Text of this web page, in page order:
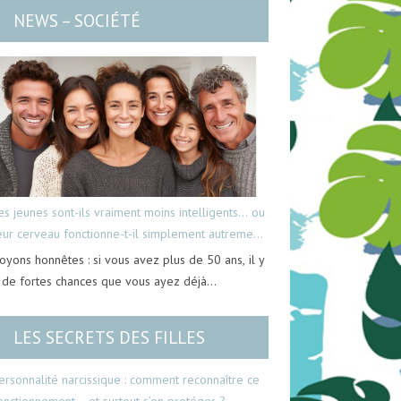
NEWS – SOCIÉTÉ
jeunes sont-ils vraiment moins intelligents… ou
cerveau fonctionne-t-il simplement autrement
honnêtes : si vous avez plus de 50 ans, il y
de fortes chances que vous ayez déjà…
LES SECRETS DES FILLES
narcissique : comment reconnaître ce